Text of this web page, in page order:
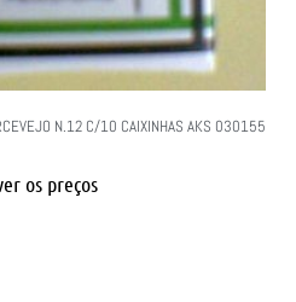
N.12 C/10 CAIXINHAS AKS 030155
os preços